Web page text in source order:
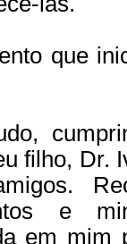
que
filho, Dr.
e
em mim